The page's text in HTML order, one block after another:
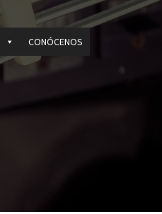
CONÓCENOS